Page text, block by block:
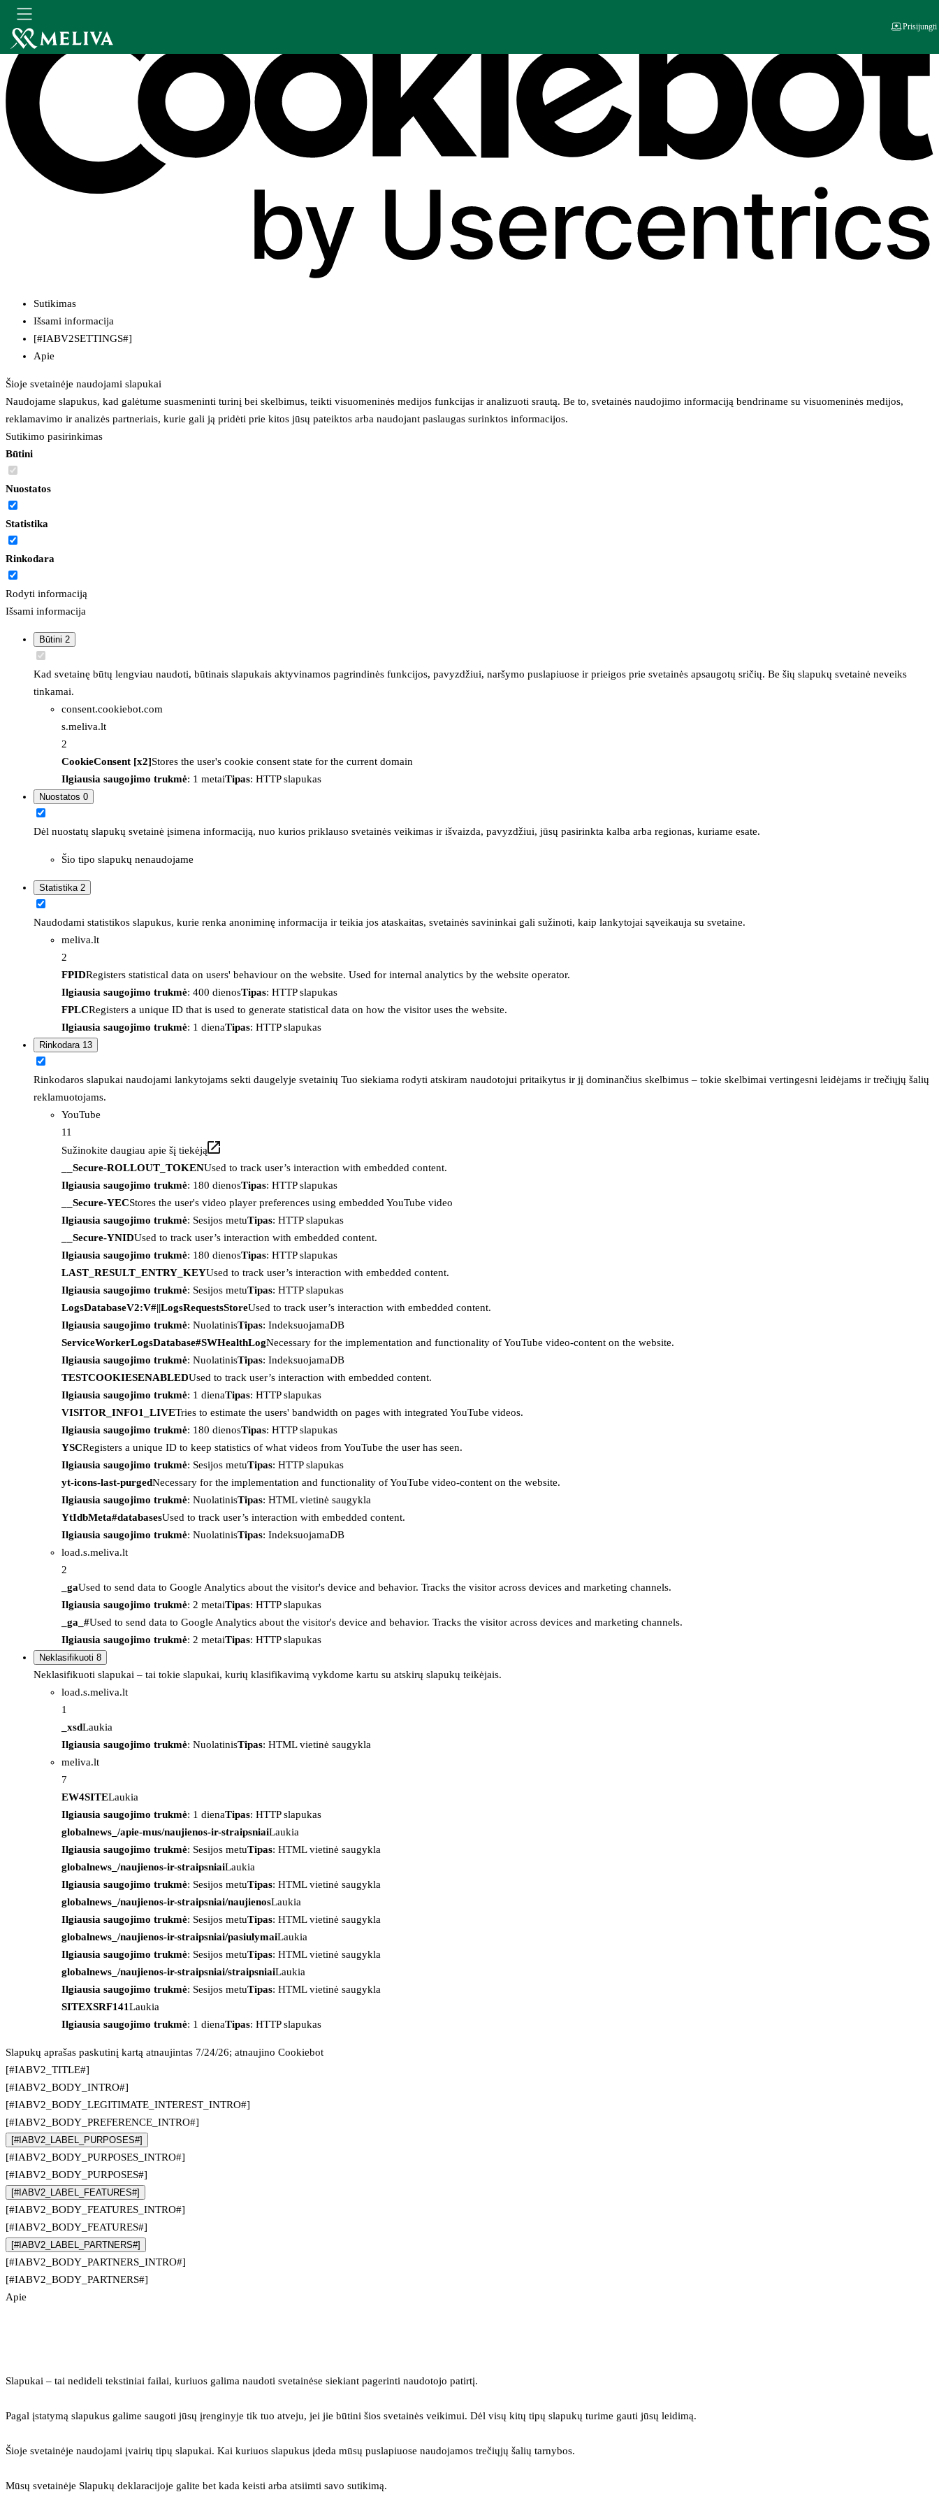
Sutikimas
Išsami informacija
[#IABV2SETTINGS#]
Apie
Šioje svetainėje naudojami slapukai
Naudojame slapukus, kad galėtume suasmeninti turinį bei skelbimus, teikti visuomeninės medijos funkcijas ir analizuoti srautą. Be to, svetainės naudojimo informaciją bendriname su visuomeninės medijos,
reklamavimo ir analizės partneriais, kurie gali ją pridėti prie kitos jūsų pateiktos arba naudojant paslaugas surinktos informacijos.
Sutikimo pasirinkimas
Būtini
Nuostatos
Statistika
Rinkodara
Rodyti informaciją
Išsami informacija
Būtini 2
Kad svetainę būtų lengviau naudoti, būtinais slapukais aktyvinamos pagrindinės funkcijos, pavyzdžiui, naršymo puslapiuose ir prieigos prie svetainės apsaugotų sričių. Be šių slapukų svetainė neveiks
tinkamai.
consent.cookiebot.com
s.meliva.lt
2
CookieConsent [x2]Stores the user's cookie consent state for the current domain
Ilgiausia saugojimo trukmė: 1 metaiTipas: HTTP slapukas
Nuostatos 0
Dėl nuostatų slapukų svetainė įsimena informaciją, nuo kurios priklauso svetainės veikimas ir išvaizda, pavyzdžiui, jūsų pasirinkta kalba arba regionas, kuriame esate.
Šio tipo slapukų nenaudojame
Statistika 2
Naudodami statistikos slapukus, kurie renka anoniminę informacija ir teikia jos ataskaitas, svetainės savininkai gali sužinoti, kaip lankytojai sąveikauja su svetaine.
meliva.lt
2
FPIDRegisters statistical data on users' behaviour on the website. Used for internal analytics by the website operator.
Ilgiausia saugojimo trukmė: 400 dienosTipas: HTTP slapukas
FPLCRegisters a unique ID that is used to generate statistical data on how the visitor uses the website.
Ilgiausia saugojimo trukmė: 1 dienaTipas: HTTP slapukas
Rinkodara 13
Rinkodaros slapukai naudojami lankytojams sekti daugelyje svetainių Tuo siekiama rodyti atskiram naudotojui pritaikytus ir jį dominančius skelbimus – tokie skelbimai vertingesni leidėjams ir trečiųjų šalių
reklamuotojams.
YouTube
11
Sužinokite daugiau apie šį tiekėją
__Secure-ROLLOUT_TOKENUsed to track user’s interaction with embedded content.
Ilgiausia saugojimo trukmė: 180 dienosTipas: HTTP slapukas
__Secure-YECStores the user's video player preferences using embedded YouTube video
Ilgiausia saugojimo trukmė: Sesijos metuTipas: HTTP slapukas
__Secure-YNIDUsed to track user’s interaction with embedded content.
Ilgiausia saugojimo trukmė: 180 dienosTipas: HTTP slapukas
LAST_RESULT_ENTRY_KEYUsed to track user’s interaction with embedded content.
Ilgiausia saugojimo trukmė: Sesijos metuTipas: HTTP slapukas
LogsDatabaseV2:V#||LogsRequestsStoreUsed to track user’s interaction with embedded content.
Ilgiausia saugojimo trukmė: NuolatinisTipas: IndeksuojamaDB
ServiceWorkerLogsDatabase#SWHealthLogNecessary for the implementation and functionality of YouTube video-content on the website.
Ilgiausia saugojimo trukmė: NuolatinisTipas: IndeksuojamaDB
TESTCOOKIESENABLEDUsed to track user’s interaction with embedded content.
Ilgiausia saugojimo trukmė: 1 dienaTipas: HTTP slapukas
VISITOR_INFO1_LIVETries to estimate the users' bandwidth on pages with integrated YouTube videos.
Ilgiausia saugojimo trukmė: 180 dienosTipas: HTTP slapukas
YSCRegisters a unique ID to keep statistics of what videos from YouTube the user has seen.
Ilgiausia saugojimo trukmė: Sesijos metuTipas: HTTP slapukas
yt-icons-last-purgedNecessary for the implementation and functionality of YouTube video-content on the website.
Ilgiausia saugojimo trukmė: NuolatinisTipas: HTML vietinė saugykla
YtIdbMeta#databasesUsed to track user’s interaction with embedded content.
Ilgiausia saugojimo trukmė: NuolatinisTipas: IndeksuojamaDB
load.s.meliva.lt
2
_gaUsed to send data to Google Analytics about the visitor's device and behavior. Tracks the visitor across devices and marketing channels.
Ilgiausia saugojimo trukmė: 2 metaiTipas: HTTP slapukas
_ga_#Used to send data to Google Analytics about the visitor's device and behavior. Tracks the visitor across devices and marketing channels.
Ilgiausia saugojimo trukmė: 2 metaiTipas: HTTP slapukas
Neklasifikuoti 8
Neklasifikuoti slapukai – tai tokie slapukai, kurių klasifikavimą vykdome kartu su atskirų slapukų teikėjais.
load.s.meliva.lt
1
_xsdLaukia
Ilgiausia saugojimo trukmė: NuolatinisTipas: HTML vietinė saugykla
meliva.lt
7
EW4SITELaukia
Ilgiausia saugojimo trukmė: 1 dienaTipas: HTTP slapukas
globalnews_/apie-mus/naujienos-ir-straipsniaiLaukia
Ilgiausia saugojimo trukmė: Sesijos metuTipas: HTML vietinė saugykla
globalnews_/naujienos-ir-straipsniaiLaukia
Ilgiausia saugojimo trukmė: Sesijos metuTipas: HTML vietinė saugykla
globalnews_/naujienos-ir-straipsniai/naujienosLaukia
Ilgiausia saugojimo trukmė: Sesijos metuTipas: HTML vietinė saugykla
globalnews_/naujienos-ir-straipsniai/pasiulymaiLaukia
Ilgiausia saugojimo trukmė: Sesijos metuTipas: HTML vietinė saugykla
globalnews_/naujienos-ir-straipsniai/straipsniaiLaukia
Ilgiausia saugojimo trukmė: Sesijos metuTipas: HTML vietinė saugykla
SITEXSRF141Laukia
Ilgiausia saugojimo trukmė: 1 dienaTipas: HTTP slapukas
Slapukų aprašas paskutinį kartą atnaujintas 7/24/26; atnaujino Cookiebot
[#IABV2_TITLE#]
[#IABV2_BODY_INTRO#]
[#IABV2_BODY_LEGITIMATE_INTEREST_INTRO#]
[#IABV2_BODY_PREFERENCE_INTRO#]
[#IABV2_LABEL_PURPOSES#]
[#IABV2_BODY_PURPOSES_INTRO#]
[#IABV2_BODY_PURPOSES#]
[#IABV2_LABEL_FEATURES#]
[#IABV2_BODY_FEATURES_INTRO#]
[#IABV2_BODY_FEATURES#]
[#IABV2_LABEL_PARTNERS#]
[#IABV2_BODY_PARTNERS_INTRO#]
[#IABV2_BODY_PARTNERS#]
Apie
Slapukai – tai nedideli tekstiniai failai, kuriuos galima naudoti svetainėse siekiant pagerinti naudotojo patirtį.
Pagal įstatymą slapukus galime saugoti jūsų įrenginyje tik tuo atveju, jei jie būtini šios svetainės veikimui. Dėl visų kitų tipų slapukų turime gauti jūsų leidimą.
Šioje svetainėje naudojami įvairių tipų slapukai. Kai kuriuos slapukus įdeda mūsų puslapiuose naudojamos trečiųjų šalių tarnybos.
Mūsų svetainėje Slapukų deklaracijoje galite bet kada keisti arba atsiimti savo sutikimą.
Prisijungti